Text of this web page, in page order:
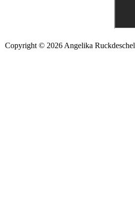
Copyright © 2026 Angelika Ruckdeschel